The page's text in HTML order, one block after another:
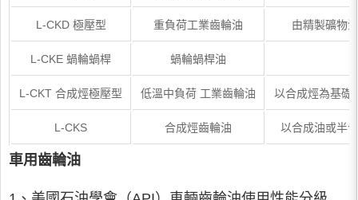
L-CKD 極壓型 重負荷工業齒輪油 由精製礦物
L-CKE 蝸輪蝸桿 蝸輪蝸桿油
L-CKT 合成烴極壓型 低溫中負荷 工業齒輪油 以合成烴為基礎
L-CKS 合成烴齒輪油 以合成油或半
車用齒輪油